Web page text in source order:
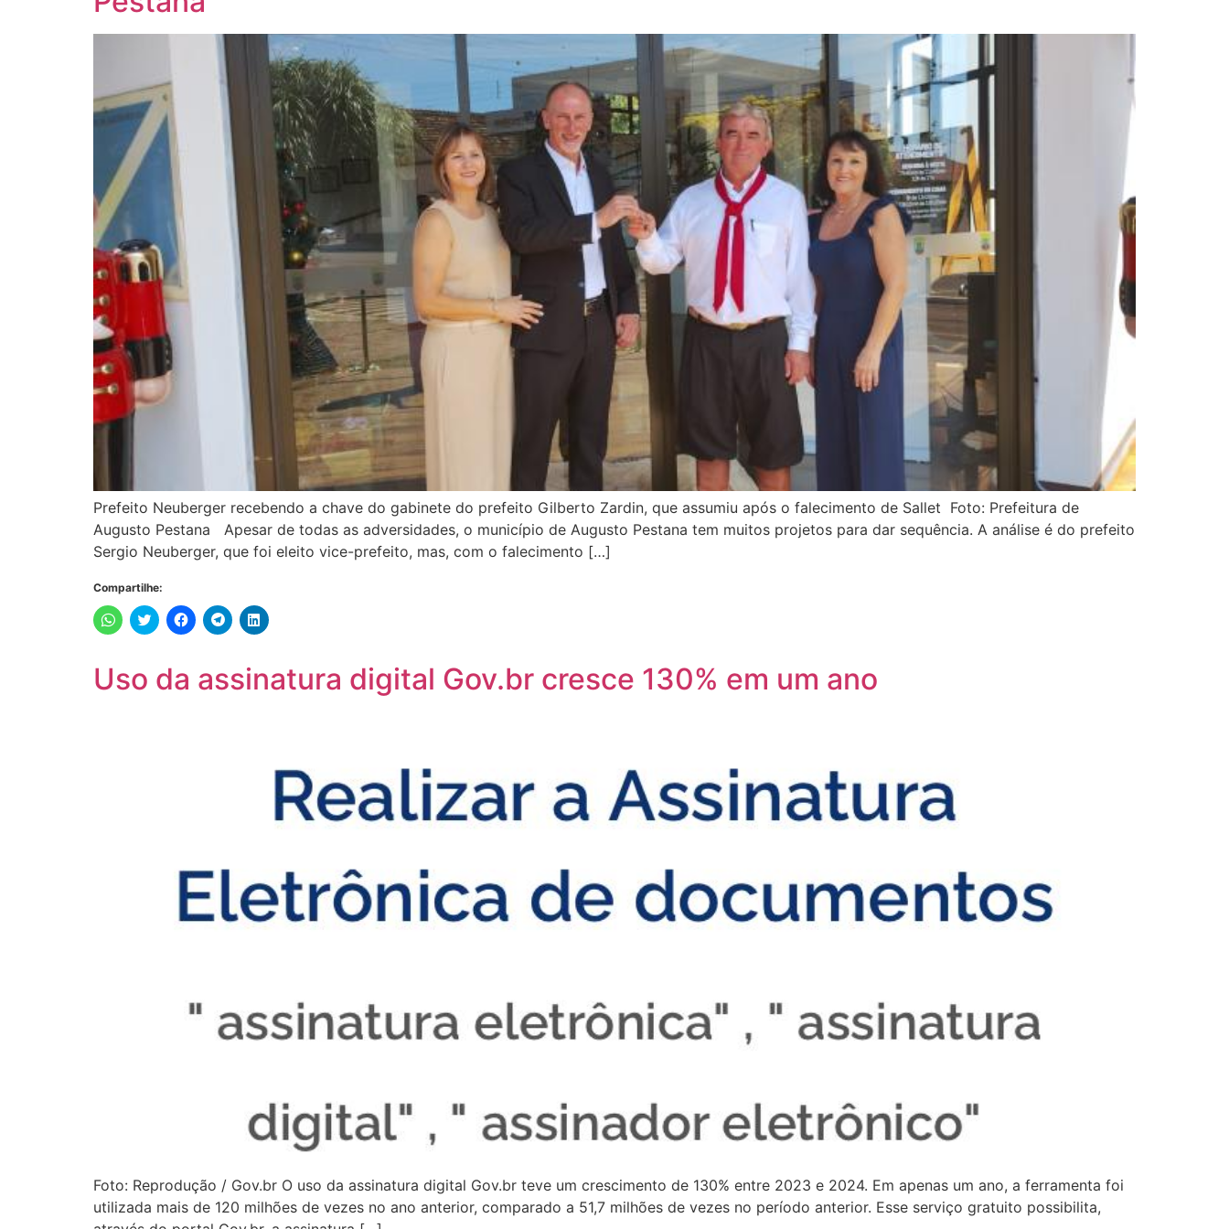
Prefeito Neuberger recebendo a chave do gabinete do prefeito Gilberto Zardin, que assumiu após o falecimento de Sallet Foto: Prefeitura de
Augusto Pestana Apesar de todas as adversidades, o município de Augusto Pestana tem muitos projetos para dar sequência. A análise é do prefeito
Sergio Neuberger, que foi eleito vice-prefeito, mas, com o falecimento […]
Compartilhe:
Clique
para
WhatsApp(abre
em
nova
Clique
para
Twitter(abre
em
nova
Clique
para
Facebook(abre
em
nova
Clique
para
Telegram(abre
em
nova
Clique
para
em
nova
Uso da assinatura digital Gov.br cresce 130% em um ano
Foto: Reprodução / Gov.br O uso da assinatura digital Gov.br teve um crescimento de 130% entre 2023 e 2024. Em apenas um ano, a ferramenta foi
utilizada mais de 120 milhões de vezes no ano anterior, comparado a 51,7 milhões de vezes no período anterior. Esse serviço gratuito possibilita,